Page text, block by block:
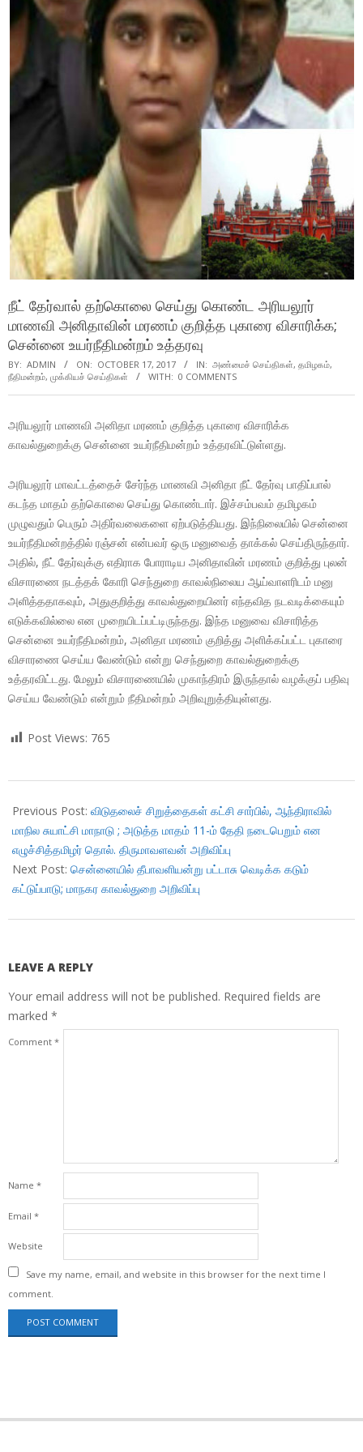
நீட் தேர்வால் தற்கொலை செய்து கொண்ட அரியலூர்
மாணவி அனிதாவின் மரணம் குறித்த புகாரை விசாரிக்க;
சென்னை உயர்நீதிமன்றம் உத்தரவு
BY: ADMIN ON: OCTOBER 17, 2017 IN: அண்மைச் செய்திகள், தமிழகம்,
நீதிமன்றம், முக்கியச் செய்திகள் WITH: 0 COMMENTS
அரியலூர் மாணவி அனிதா மரணம் குறித்த புகாரை விசாரிக்க
காவல்துறைக்கு சென்னை உயர்நீதிமன்றம் உத்தரவிட்டுள்ளது.
அரியலூர் மாவட்டத்தைச் சேர்ந்த மாணவி அனிதா நீட் தேர்வு பாதிப்பால்
கடந்த மாதம் தற்கொலை செய்து கொண்டார். இச்சம்பவம் தமிழகம்
முழுவதும் பெரும் அதிர்வலைகளை ஏற்படுத்தியது. இந்நிலையில் சென்னை
உயர்நீதிமன்றத்தில் ரஞ்சன் என்பவர் ஒரு மனுவைத் தாக்கல் செய்திருந்தார்.
அதில், நீட் தேர்வுக்கு எதிராக போராடிய அனிதாவின் மரணம் குறித்து புலன்
விசாரணை நடத்தக் கோரி செந்துறை காவல்நிலைய ஆய்வாளரிடம் மனு
அளித்ததாகவும், அதுகுறித்து காவல்துறையினர் எந்தவித நடவடிக்கையும்
எடுக்கவில்லை என முறையிடப்பட்டிருந்தது. இந்த மனுவை விசாரித்த
சென்னை உயர்நீதிமன்றம், அனிதா மரணம் குறித்து அளிக்கப்பட்ட புகாரை
விசாரணை செய்ய வேண்டும் என்று செந்துறை காவல்துறைக்கு
உத்தரவிட்டது. மேலும் விசாரணையில் முகாந்திரம் இருந்தால் வழக்குப் பதிவு
செய்ய வேண்டும் என்றும் நீதிமன்றம் அறிவுறுத்தியுள்ளது.
Post Views: 765
10-
17
Previous Post: விடுதலைச் சிறுத்தைகள் கட்சி சார்பில், ஆந்திராவில்
மாநில சுயாட்சி மாநாடு ; அடுத்த மாதம் 11-ம் தேதி நடைபெறும் என
எழுச்சித்தமிழர் தொல். திருமாவளவன் அறிவிப்பு
Next Post: சென்னையில் தீபாவளியன்று பட்டாசு வெடிக்க கடும்
கட்டுப்பாடு; மாநகர காவல்துறை அறிவிப்பு
LEAVE A REPLY
Your email address will not be published. Required fields are
marked *
Comment *
Name *
Email *
Website
Save my name, email, and website in this browser for the next time I
comment.